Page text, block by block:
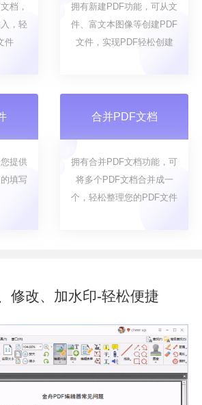
档，
，轻
件
拥有新建PDF功能，可从文
件、富文本图像等创建PDF
文件，实现PDF轻松创建
提供
填写
合并PDF文档
拥有合并PDF文档功能，可
将多个PDF文档合并成一
个，轻松整理您的PDF文件
修改、加水印-轻松便捷